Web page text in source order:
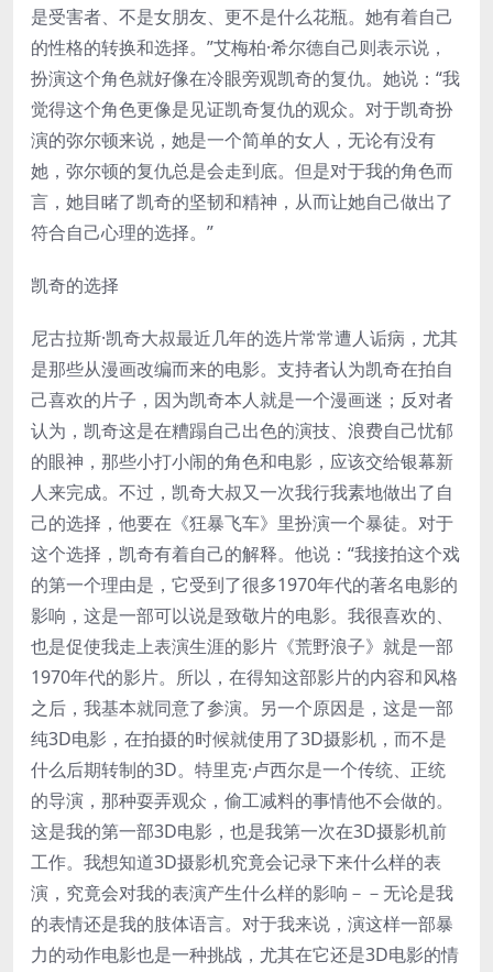
是受害者、不是女朋友、更不是什么花瓶。她有着自己
的性格的转换和选择。”艾梅柏·希尔德自己则表示说，
扮演这个角色就好像在冷眼旁观凯奇的复仇。她说：“我
觉得这个角色更像是见证凯奇复仇的观众。对于凯奇扮
演的弥尔顿来说，她是一个简单的女人，无论有没有
她，弥尔顿的复仇总是会走到底。但是对于我的角色而
言，她目睹了凯奇的坚韧和精神，从而让她自己做出了
符合自己心理的选择。”
凯奇的选择
尼古拉斯·凯奇大叔最近几年的选片常常遭人诟病，尤其
是那些从漫画改编而来的电影。支持者认为凯奇在拍自
己喜欢的片子，因为凯奇本人就是一个漫画迷；反对者
认为，凯奇这是在糟蹋自己出色的演技、浪费自己忧郁
的眼神，那些小打小闹的角色和电影，应该交给银幕新
人来完成。不过，凯奇大叔又一次我行我素地做出了自
己的选择，他要在《狂暴飞车》里扮演一个暴徒。对于
这个选择，凯奇有着自己的解释。他说：“我接拍这个戏
的第一个理由是，它受到了很多1970年代的著名电影的
影响，这是一部可以说是致敬片的电影。我很喜欢的、
也是促使我走上表演生涯的影片《荒野浪子》就是一部
1970年代的影片。所以，在得知这部影片的内容和风格
之后，我基本就同意了参演。另一个原因是，这是一部
纯3D电影，在拍摄的时候就使用了3D摄影机，而不是
什么后期转制的3D。特里克·卢西尔是一个传统、正统
的导演，那种耍弄观众，偷工减料的事情他不会做的。
这是我的第一部3D电影，也是我第一次在3D摄影机前
工作。我想知道3D摄影机究竟会记录下来什么样的表
演，究竟会对我的表演产生什么样的影响－－无论是我
的表情还是我的肢体语言。对于我来说，演这样一部暴
力的动作电影也是一种挑战，尤其在它还是3D电影的情